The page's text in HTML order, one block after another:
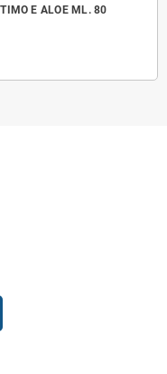
TIMO E ALOE ML. 80